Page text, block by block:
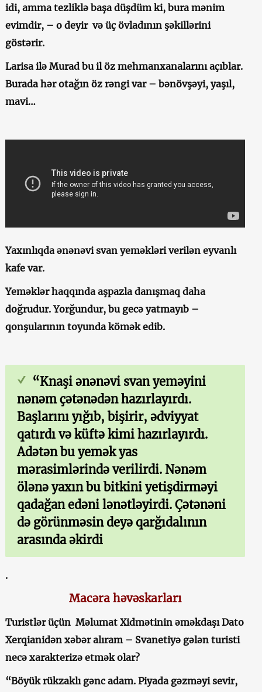
idi, amma tezliklə başa düşdüm ki, bura mənim
evimdir, – o deyir və üç övladının şəkillərini
göstərir.
Larisa ilə Murad bu il öz mehmanxanalarını açıblar.
Burada hər otağın öz rəngi var – bənövşəyi, yaşıl,
mavi…
Yaxınlıqda ənənəvi svan yeməkləri verilən eyvanlı
kafe var.
Yeməklər haqqında aşpazla danışmaq daha
doğrudur. Yorğundur, bu gecə yatmayıb –
qonşularının toyunda kömək edib.
“Knaşi ənənəvi svan yeməyini
nənəm çətənədən hazırlayırdı.
Başlarını yığıb, bişirir, ədviyyat
qatırdı və küftə kimi hazırlayırdı.
Adətən bu yemək yas
mərasimlərində verilirdi. Nənəm
ölənə yaxın bu bitkini yetişdirməyi
qadağan edəni lənətləyirdi. Çətənəni
də görünməsin deyə qarğıdalının
arasında əkirdi
.
Macəra həvəskarları
Turistlər üçün Məlumat Xidmətinin əməkdaşı Dato
Xerqianidən xəbər alıram – Svanetiyə gələn turisti
necə xarakterizə etmək olar?
“Böyük rükzaklı gənc adam. Piyada gəzməyi sevir,